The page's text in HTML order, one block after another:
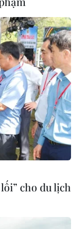
cho du lịch